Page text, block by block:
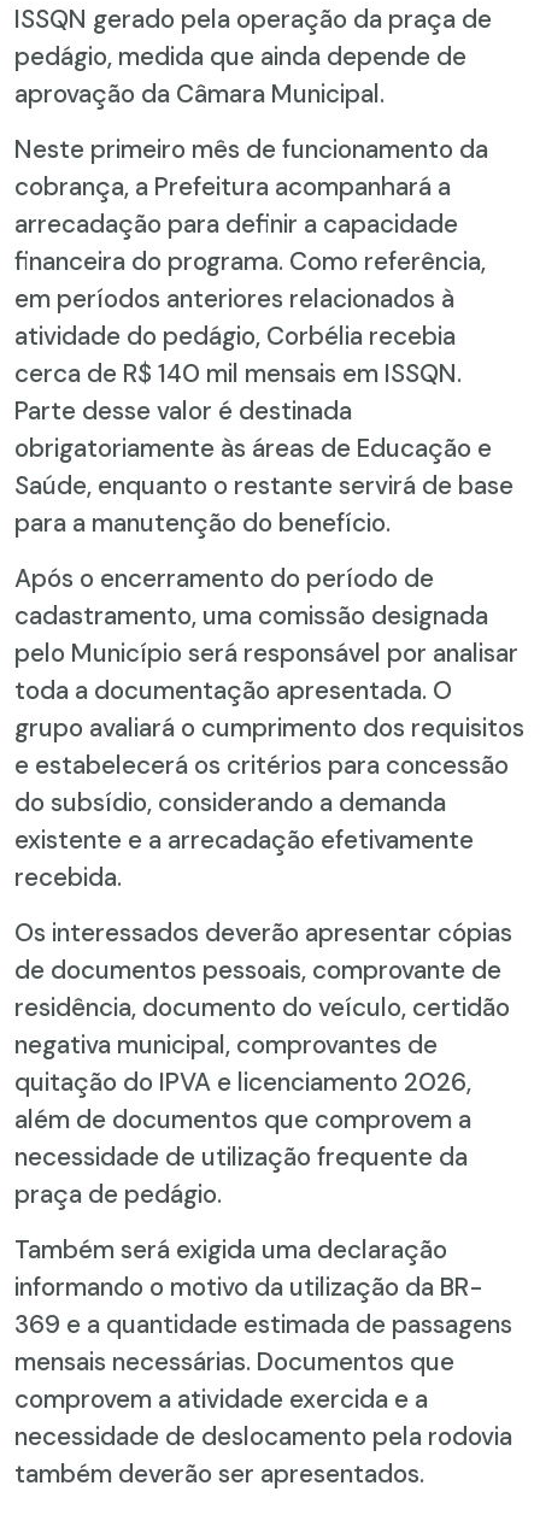
ISSQN gerado pela operação da praça de
pedágio, medida que ainda depende de
aprovação da Câmara Municipal.
Neste primeiro mês de funcionamento da
cobrança, a Prefeitura acompanhará a
arrecadação para definir a capacidade
financeira do programa. Como referência,
em períodos anteriores relacionados à
atividade do pedágio, Corbélia recebia
cerca de R$ 140 mil mensais em ISSQN.
Parte desse valor é destinada
obrigatoriamente às áreas de Educação e
Saúde, enquanto o restante servirá de base
para a manutenção do benefício.
Após o encerramento do período de
cadastramento, uma comissão designada
pelo Município será responsável por analisar
toda a documentação apresentada. O
grupo avaliará o cumprimento dos requisitos
e estabelecerá os critérios para concessão
do subsídio, considerando a demanda
existente e a arrecadação efetivamente
recebida.
Os interessados deverão apresentar cópias
de documentos pessoais, comprovante de
residência, documento do veículo, certidão
negativa municipal, comprovantes de
quitação do IPVA e licenciamento 2026,
além de documentos que comprovem a
necessidade de utilização frequente da
praça de pedágio.
Também será exigida uma declaração
informando o motivo da utilização da BR-
369 e a quantidade estimada de passagens
mensais necessárias. Documentos que
comprovem a atividade exercida e a
necessidade de deslocamento pela rodovia
também deverão ser apresentados.